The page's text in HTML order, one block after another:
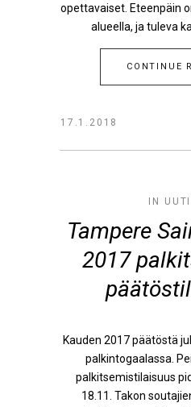
opettavaiset. Eteenpäin
alueella, ja tuleva
CONTINUE
17.1.2018
IN
Tampere
2017
Kauden 2017 päätöstä
palkintogaalassa.
palkitsemistilaisuus
18.11. Takon